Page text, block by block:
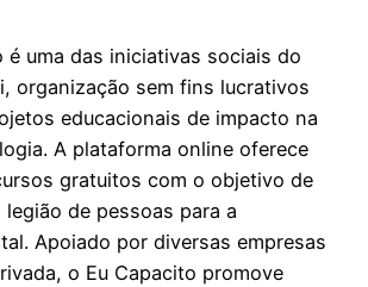
é uma das iniciativas sociais do
organização sem fins lucrativos
educacionais de impacto na
A plataforma online oferece
gratuitos com o objetivo de
de pessoas para a
Apoiado por diversas empresas
o Eu Capacito promove